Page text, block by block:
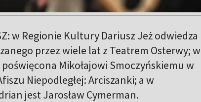
w Regionie Kultury Dariusz Jeż odwiedza
przez wiele lat z Teatrem Osterwy; w
Mikołajowi Smoczyńskiemu w
Niepodległej: Arciszanki; a w
jest Jarosław Cymerman.